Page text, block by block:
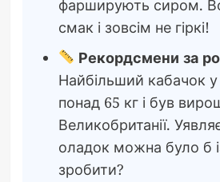
фарширують сиром.
смак і зовсім не гіркі!
Рекордсмени за
Найбільший кабачок у
понад 65 кг і був
Великобританії.
оладок можна було б
зробити?